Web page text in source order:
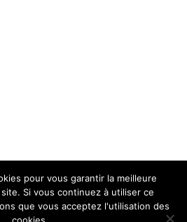
Donovan by ThemeZee.
pour vous garantir la meilleure
Si vous continuez à utiliser ce
que vous acceptez l'utilisation des